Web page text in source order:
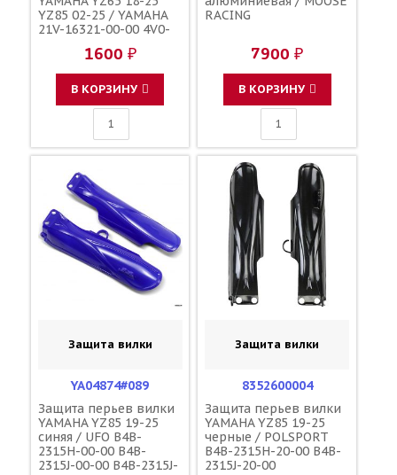
YZ85 02-25 / YAMAHA
21V-16321-00-00 4V0-
1600 ₽
В КОРЗИНУ
RACING
7900 ₽
В КОРЗИНУ
Защита вилки
YA04874#089
Защита перьев вилки
YAMAHA YZ85 19-25
синяя / UFO B4B-
2315H-00-00 B4B-
2315J-00-00 B4B-2315J-
Защита вилки
8352600004
Защита перьев вилки
YAMAHA YZ85 19-25
черные / POLSPORT
B4B-2315H-20-00 B4B-
2315J-20-00